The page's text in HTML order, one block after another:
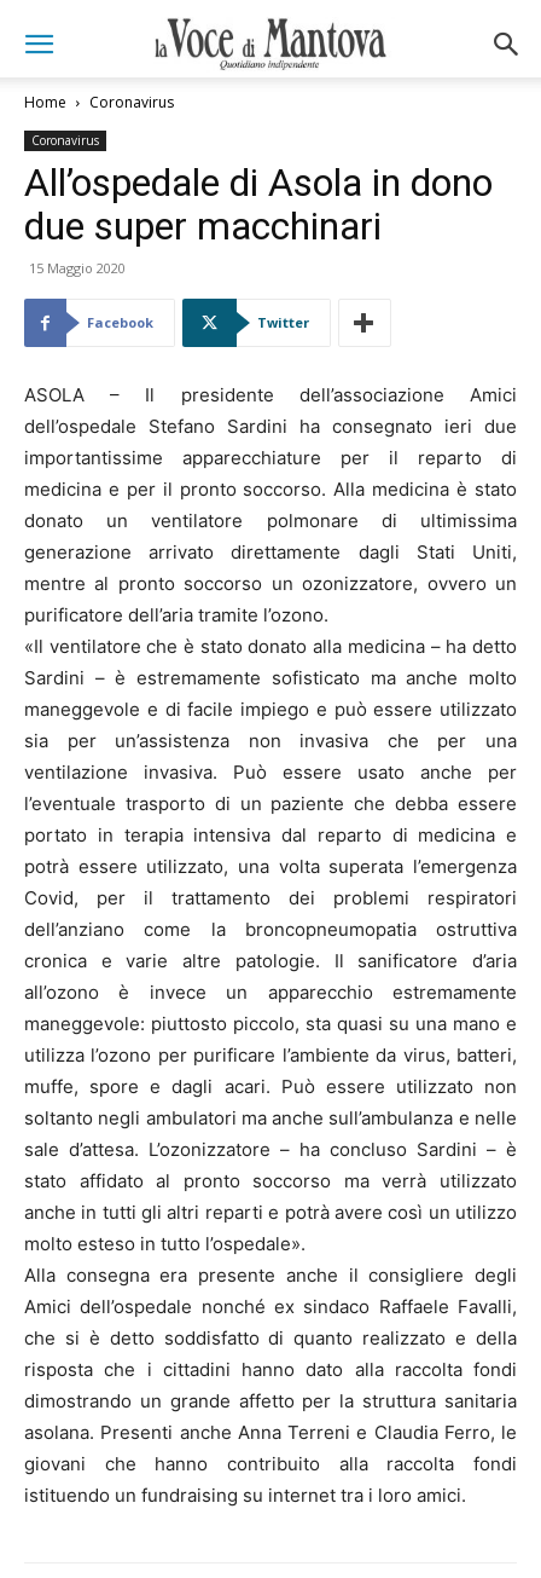
Home Coronavirus
Coronavirus
All’ospedale di Asola in dono
due super macchinari
15 Maggio 2020
Facebook Twitter
ASOLA – Il presidente dell’associazione Amici
dell’ospedale Stefano Sardini ha consegnato ieri due
importantissime apparecchiature per il reparto di
medicina e per il pronto soccorso. Alla medicina è stato
donato un ventilatore polmonare di ultimissima
generazione arrivato direttamente dagli Stati Uniti,
mentre al pronto soccorso un ozonizzatore, ovvero un
purificatore dell’aria tramite l’ozono.
«Il ventilatore che è stato donato alla medicina – ha detto
Sardini – è estremamente sofisticato ma anche molto
maneggevole e di facile impiego e può essere utilizzato
sia per un’assistenza non invasiva che per una
ventilazione invasiva. Può essere usato anche per
l’eventuale trasporto di un paziente che debba essere
portato in terapia intensiva dal reparto di medicina e
potrà essere utilizzato, una volta superata l’emergenza
Covid, per il trattamento dei problemi respiratori
dell’anziano come la broncopneumopatia ostruttiva
cronica e varie altre patologie. Il sanificatore d’aria
all’ozono è invece un apparecchio estremamente
maneggevole: piuttosto piccolo, sta quasi su una mano e
utilizza l’ozono per purificare l’ambiente da virus, batteri,
muffe, spore e dagli acari. Può essere utilizzato non
soltanto negli ambulatori ma anche sull’ambulanza e nelle
sale d’attesa. L’ozonizzatore – ha concluso Sardini – è
stato affidato al pronto soccorso ma verrà utilizzato
anche in tutti gli altri reparti e potrà avere così un utilizzo
molto esteso in tutto l’ospedale».
Alla consegna era presente anche il consigliere degli
Amici dell’ospedale nonché ex sindaco Raffaele Favalli,
che si è detto soddisfatto di quanto realizzato e della
risposta che i cittadini hanno dato alla raccolta fondi
dimostrando un grande affetto per la struttura sanitaria
asolana. Presenti anche Anna Terreni e Claudia Ferro, le
giovani che hanno contribuito alla raccolta fondi
istituendo un fundraising su internet tra i loro amici.